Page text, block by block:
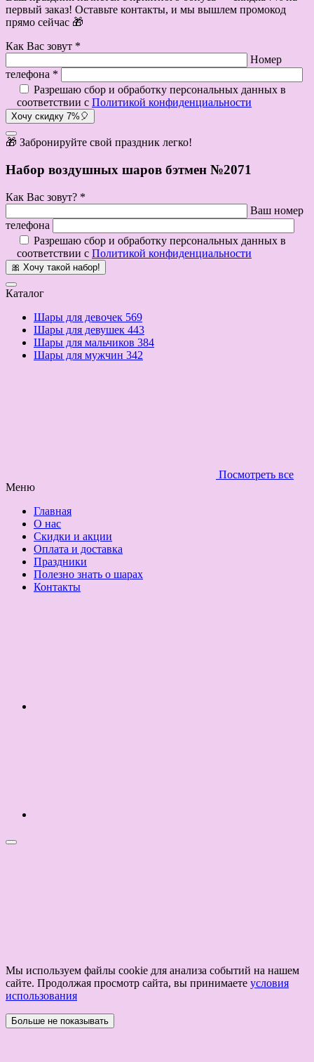
первый заказ! Оставьте контакты, и мы вышлем промокод
прямо сейчас 🎁
Как Вас зовут *
Номер
телефона *
Разрешаю сбор и обработку персональных данных в
соответствии с Политикой конфиденциальности
Хочу скидку 7%🎈
🎁 Забронируйте свой праздник легко!
Набор воздушных шаров бэтмен №2071
Как Вас зовут? *
Ваш номер
телефона
Разрешаю сбор и обработку персональных данных в
соответствии с Политикой конфиденциальности
🎀 Хочу такой набор!
Каталог
Шары для девочек 569
Шары для девушек 443
Шары для мальчиков 384
Шары для мужчин 342
Посмотреть все
Меню
Главная
О нас
Скидки и акции
Оплата и доставка
Праздники
Полезно знать о шарах
Контакты
Мы используем файлы cookie для анализа событий на нашем
сайте. Продолжая просмотр сайта, вы принимаете условия
использования
Больше не показывать